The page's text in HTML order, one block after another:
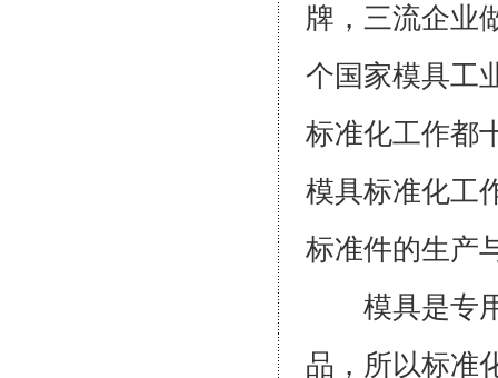
牌，三流企业
个国家模具工
标准化工作都
模具标准化工
标准件的生产
模具是专用
品，所以标准